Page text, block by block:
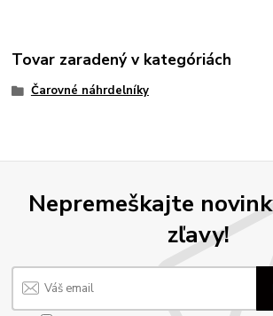
Tovar zaradený v kategóriách
Čarovné náhrdelníky
Nepremeškajte
zľavy!